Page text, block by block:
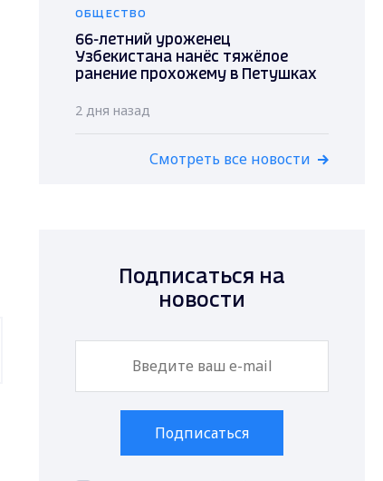
ОБЩЕСТВО
66-летний уроженец
Узбекистана нанёс тяжёлое
ранение прохожему в Петушках
2 дня назад
Смотреть все новости
Подписаться на
новости
Подписаться